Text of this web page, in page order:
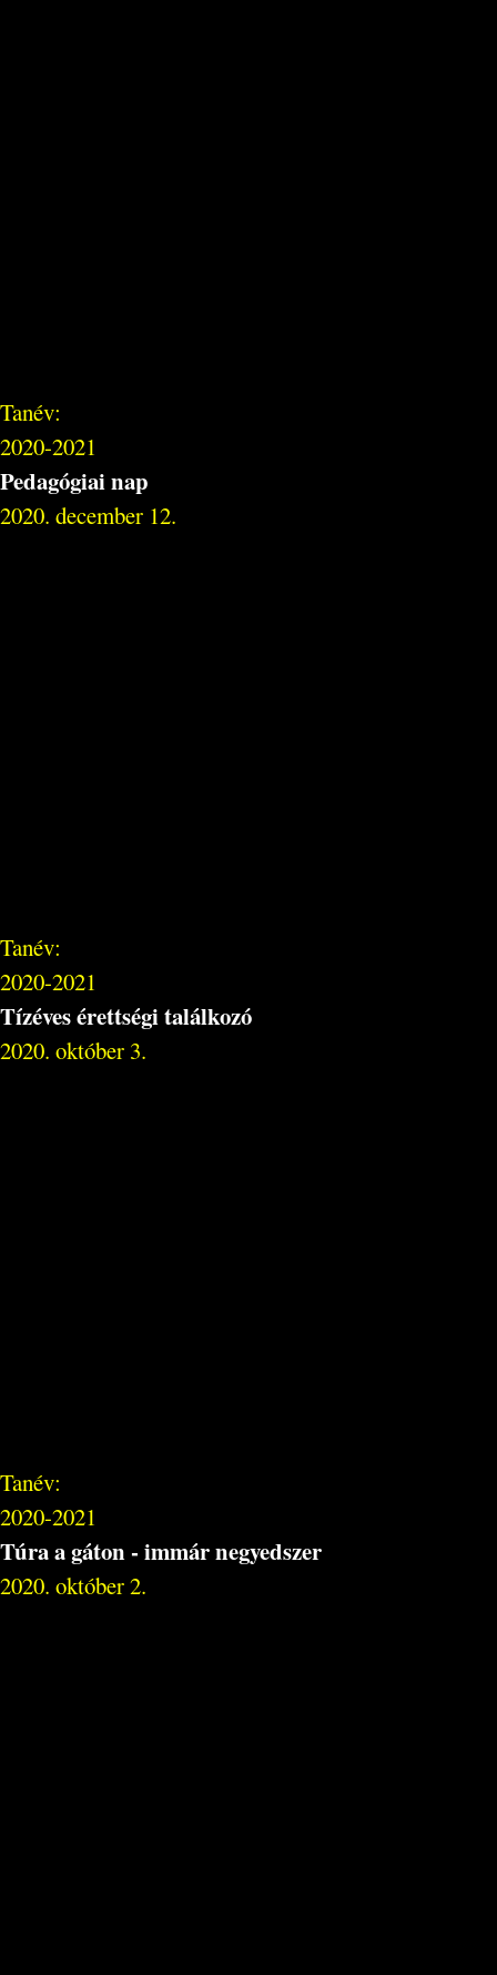
Tanév:
2020-2021
Pedagógiai nap
2020. december 12.
Tanév:
2020-2021
Tízéves érettségi találkozó
2020. október 3.
Tanév:
2020-2021
Túra a gáton - immár negyedszer
2020. október 2.